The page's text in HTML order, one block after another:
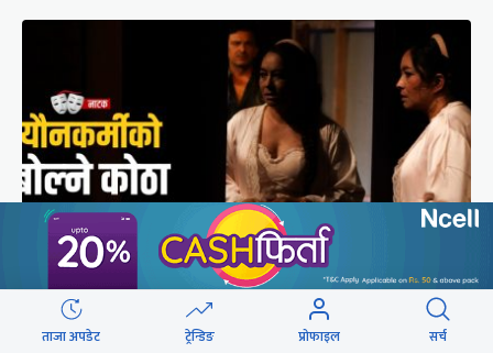
यौनकर्मीको कोठाबाट समाज देखाउने प्रयास
ताजा अपडेट ट्रेन्डिङ प्रोफाइल सर्च